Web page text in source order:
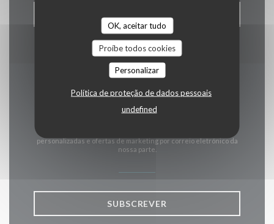
OK, aceitar tudo
Proíbe todos cookies
Personalizar
Política de proteção de dados pessoais
undefined
Mantenha-se atualizado
*
personalizadas e ofertas de marketing por correio eletrónico da
nossa parte.
SUBSCREVER